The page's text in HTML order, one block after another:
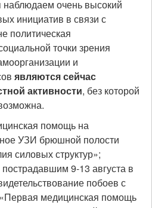
очень высокий
инициатив в связи с
политическая
точки зрения
и
являются сейчас
активности, без которой
помощь на
УЗИ брюшной полости
силовых структур»;
9-13 августа в
побоев с
медицинская помощь